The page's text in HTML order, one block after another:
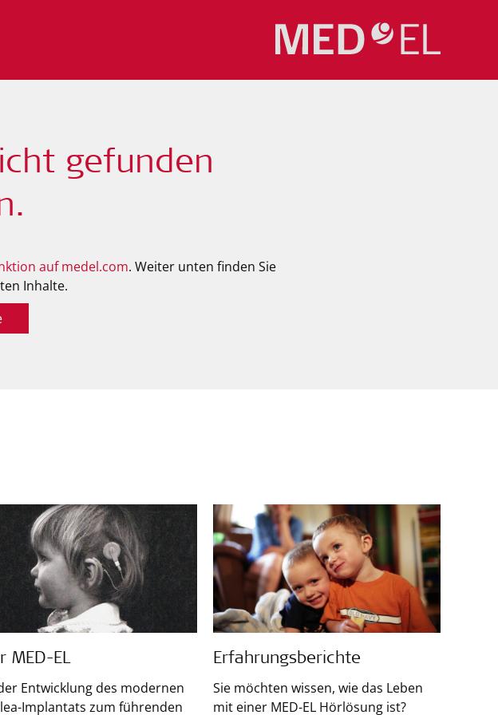
gefunden
auf medel.com. Weiter unten finden Sie
Inhalte.
MED-EL
Entwicklung des modernen
Implantats zum führenden
Erfahrungsberichte
Sie möchten wissen, wie das Leben
mit einer MED-EL Hörlösung ist?